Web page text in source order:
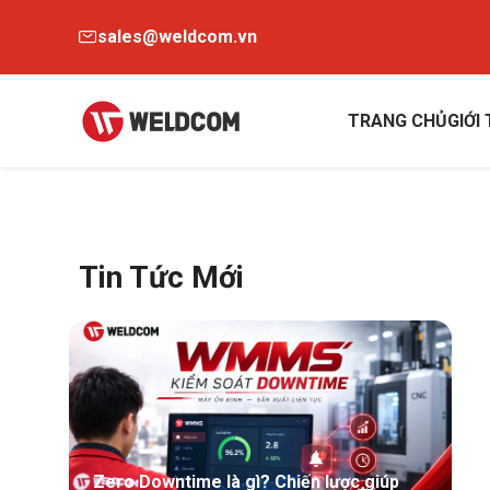
sales@weldcom.vn
TRANG CHỦGIỚI
Tin Tức Mới
Zero Downtime là gì? Chiến lược giúp